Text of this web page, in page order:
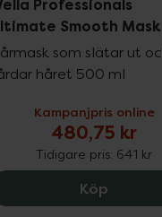
Professionals
Smooth Mask
som slätar ut
håret 500 ml
Kampanjpris online
480,75 kr
Tidigare pris: 641 kr
Köp Wella